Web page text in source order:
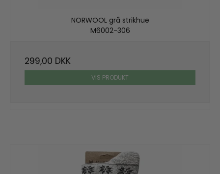
NORWOOL grå strikhue
M6002-306
299,00 DKK
VIS PRODUKT